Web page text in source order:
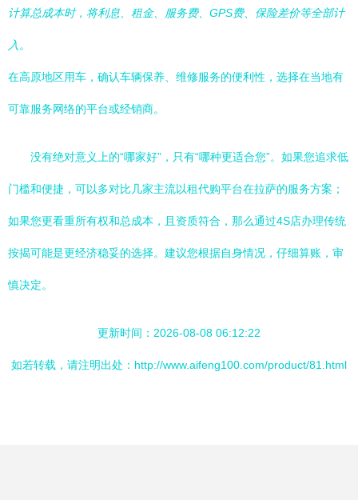
计算总成本时，将利息、租金、服务费、GPS费、保险差价等全部计
入。
在高原地区用车，确认车辆保养、维修服务的便利性，选择在当地有
可靠服务网络的平台或经销商。
没有绝对意义上的“哪家好”，只有“哪种更适合您”。如果您追求低
门槛和便捷，可以多对比几家主流以租代购平台在拉萨的服务方案；
如果您更看重所有权和总成本，且资质符合，那么通过4S店办理传统
按揭可能是更经济稳妥的选择。建议您根据自身情况，仔细算账，审
慎决定。
更新时间：2026-08-08 06:12:22
如若转载，请注明出处：http://www.aifeng100.com/product/81.html